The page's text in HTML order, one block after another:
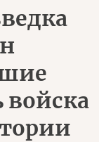
войска